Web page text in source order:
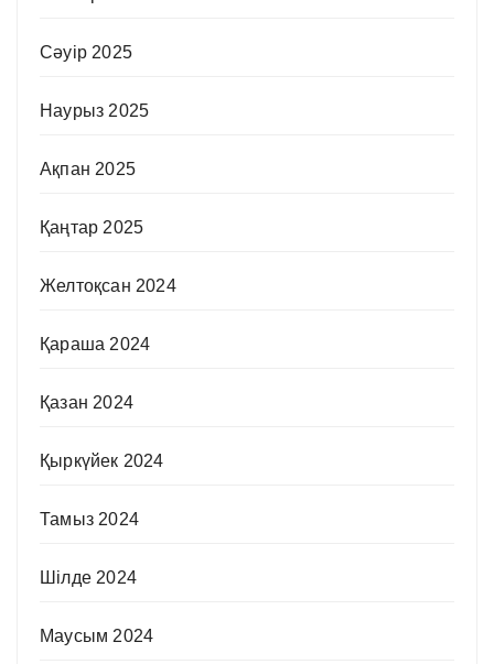
Сәуір 2025
Наурыз 2025
Ақпан 2025
Қаңтар 2025
Желтоқсан 2024
Қараша 2024
Қазан 2024
Қыркүйек 2024
Тамыз 2024
Шілде 2024
Маусым 2024